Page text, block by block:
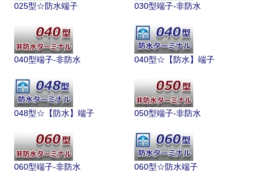
025型☆防水端子 030型端子-非防水
040型端子-非防水 040型☆【防水】端子
048型☆【防水】端子 050型端子-非防水
060型端子-非防水 060型☆防水端子